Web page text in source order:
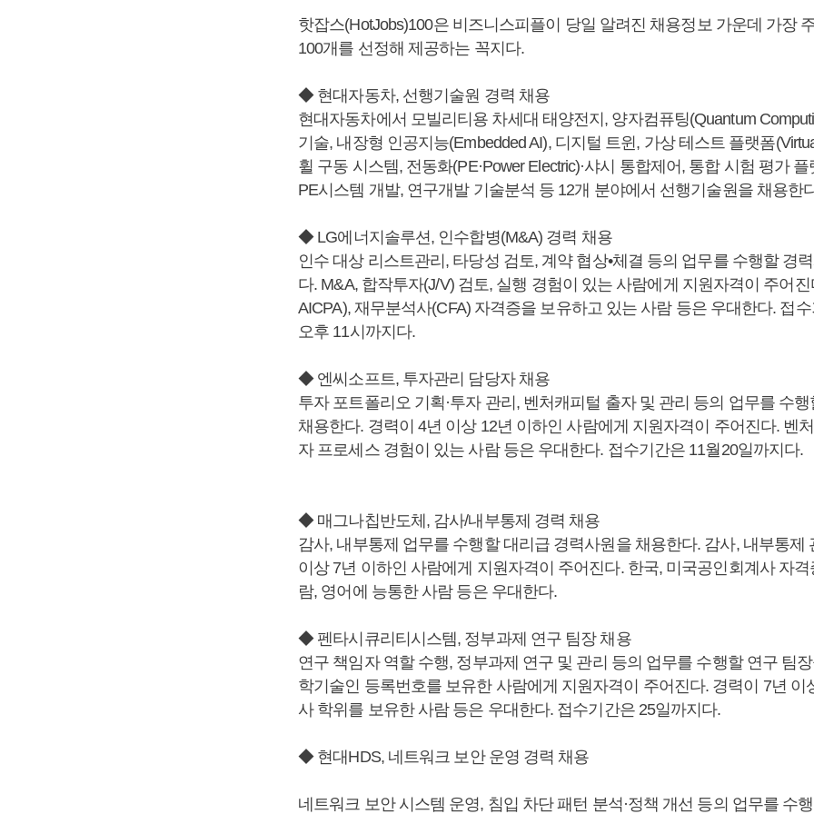
핫잡스(HotJobs)100은 비즈니스피플이 당일 알려진 채용정보 가운데 가장
100개를 선정해 제공하는 꼭지다.
◆ 현대자동차, 선행기술원 경력 채용
현대자동차에서 모빌리티용 차세대 태양전지, 양자컴퓨팅(Quantum
기술, 내장형 인공지능(Embedded AI), 디지털 트윈, 가상 테스트 플랫폼
휠 구동 시스템, 전동화(PE·Power Electric)·샤시 통합제어, 통합 시험 평가 플
PE시스템 개발, 연구개발 기술분석 등 12개 분야에서 선행기술원을 채용한
◆ LG에너지솔루션, 인수합병(M&A) 경력 채용
인수 대상 리스트관리, 타당성 검토, 계약 협상•체결 등의 업무를 수행할 경
다. M&A, 합작투자(J/V) 검토, 실행 경험이 있는 사람에게 지원자격이 주어
AICPA), 재무분석사(CFA) 자격증을 보유하고 있는 사람 등은 우대한다. 접
오후 11시까지다.
◆ 엔씨소프트, 투자관리 담당자 채용
투자 포트폴리오 기획·투자 관리, 벤처캐피털 출자 및 관리 등의 업무를 수
채용한다. 경력이 4년 이상 12년 이하인 사람에게 지원자격이 주어진다. 벤
자 프로세스 경험이 있는 사람 등은 우대한다. 접수기간은 11월20일까지다.
◆ 매그나칩반도체, 감사/내부통제 경력 채용
감사, 내부통제 업무를 수행할 대리급 경력사원을 채용한다. 감사, 내부통제
이상 7년 이하인 사람에게 지원자격이 주어진다. 한국, 미국공인회계사 자
람, 영어에 능통한 사람 등은 우대한다.
◆ 펜타시큐리티시스템, 정부과제 연구 팀장 채용
연구 책임자 역할 수행, 정부과제 연구 및 관리 등의 업무를 수행할 연구 팀
학기술인 등록번호를 보유한 사람에게 지원자격이 주어진다. 경력이 7년 이
사 학위를 보유한 사람 등은 우대한다. 접수기간은 25일까지다.
◆ 현대HDS, 네트워크 보안 운영 경력 채용
네트워크 보안 시스템 운영, 침입 차단 패턴 분석·정책 개선 등의 업무를 수